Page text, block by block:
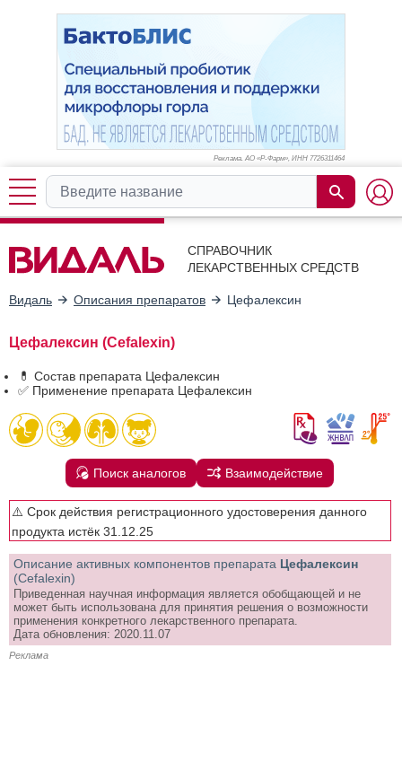
Реклама. АО «Р-Фарм», ИНН 7726311464
СПРАВОЧНИК
ЛЕКАРСТВЕННЫХ СРЕДСТВ
Видаль Описания препаратов Цефалексин
Цефалексин (Cefalexin)
💊 Состав препарата Цефалексин
✅ Применение препарата Цефалексин
Поиск аналогов Взаимодействие
⚠️ Срок действия регистрационного удостоверения данного
продукта истёк 31.12.25
Описание активных компонентов препарата Цефалексин
(Cefalexin)
Приведенная научная информация является обобщающей и не
может быть использована для принятия решения о возможности
применения конкретного лекарственного препарата.
Дата обновления: 2020.11.07
Реклама